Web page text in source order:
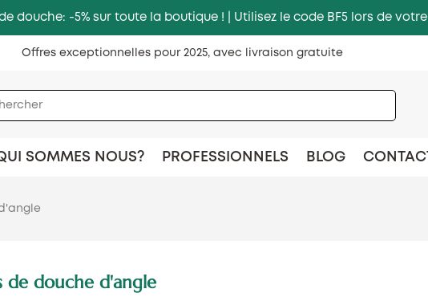
douche: -5% sur toute la boutique ! | Utilisez le code BF5 lors de
Offres exceptionnelles pour 2025, avec livraison gratuite
SOMMES NOUS? PROFESSIONNELS BLOG CONTACT
de douche d'angle